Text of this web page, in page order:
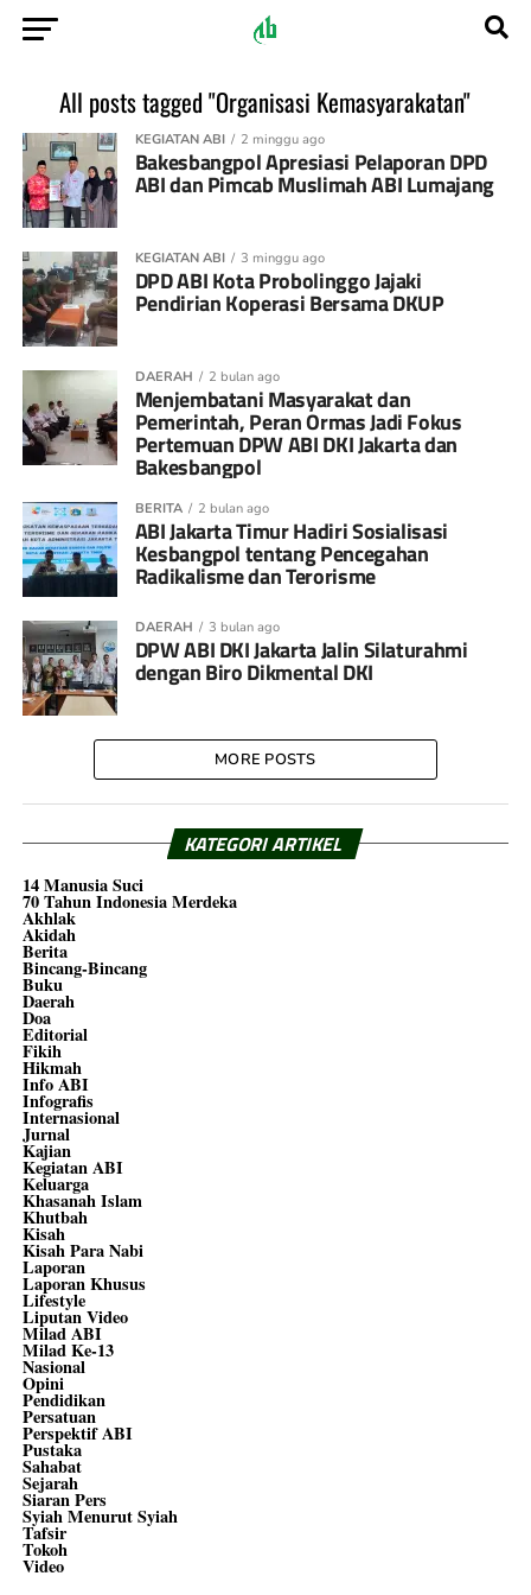
All posts tagged "Organisasi Kemasyarakatan"
KEGIATAN ABI 2 minggu ago
Bakesbangpol Apresiasi Pelaporan DPD
ABI dan Pimcab Muslimah ABI Lumajang
KEGIATAN ABI 3 minggu ago
DPD ABI Kota Probolinggo Jajaki
Pendirian Koperasi Bersama DKUP
DAERAH 2 bulan ago
Menjembatani Masyarakat dan
Pemerintah, Peran Ormas Jadi Fokus
Pertemuan DPW ABI DKI Jakarta dan
Bakesbangpol
BERITA 2 bulan ago
ABI Jakarta Timur Hadiri Sosialisasi
Kesbangpol tentang Pencegahan
Radikalisme dan Terorisme
DAERAH 3 bulan ago
DPW ABI DKI Jakarta Jalin Silaturahmi
dengan Biro Dikmental DKI
MORE POSTS
KATEGORI ARTIKEL
14 Manusia Suci
70 Tahun Indonesia Merdeka
Akhlak
Akidah
Berita
Bincang-Bincang
Buku
Daerah
Doa
Editorial
Fikih
Hikmah
Info ABI
Infografis
Internasional
Jurnal
Kajian
Kegiatan ABI
Keluarga
Khasanah Islam
Khutbah
Kisah
Kisah Para Nabi
Laporan
Laporan Khusus
Lifestyle
Liputan Video
Milad ABI
Milad Ke-13
Nasional
Opini
Pendidikan
Persatuan
Perspektif ABI
Pustaka
Sahabat
Sejarah
Siaran Pers
Syiah Menurut Syiah
Tafsir
Tokoh
Video